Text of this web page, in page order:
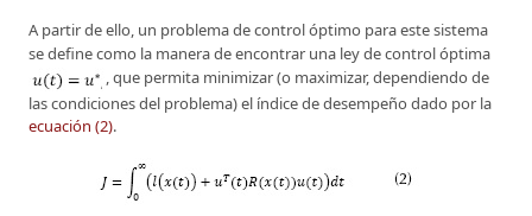
A partir de ello, un problema de control óptimo para este sistema
se define como la manera de encontrar una ley de control óptima
, que permita minimizar (o maximizar, dependiendo de
las condiciones del problema) el índice de desempeño dado por la
ecuación (2).